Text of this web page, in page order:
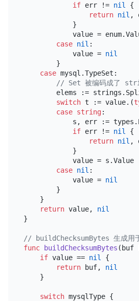
if err != nil
{
return nil ,
            }
value =
case nil :
            value =
nil
        }
case mysql.TypeSet:
// Set 被编码成了
elems :=
switch t := value.(
case string:
s, err :=
if err != nil
{
return nil ,
            }
            value = s.Value
case nil :
            value =
nil
        }
    }
return value, nil
}
// buildChecksumBytes 生成
func
buildChecksumBytes (buf
if value == nil
{
return buf, nil
    }
switch mysqlType {